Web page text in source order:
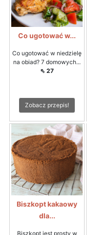
Co ugotować w...
Co ugotować w niedzielę
na obiad? 7 domowych...
⇖ 27
Zobacz przepis!
Biszkopt kakaowy
dla...
Biszkopt jest prosty w